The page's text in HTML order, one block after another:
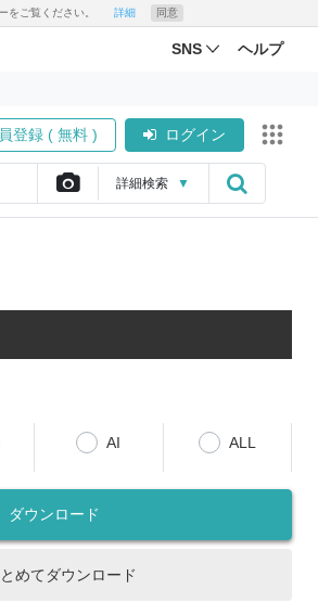
をご覧ください。 詳細 同意
SNS ヘルプ
登録 ( 無料 ) ログイン
詳細検索 ▼
AI ALL
ダウンロード
めてダウンロード